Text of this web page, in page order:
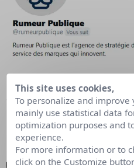
Spin &
This site uses cookies,
To personalize and improve
mainly use statistical data
optimization purposes and
experience.
For more information or to
click on the Customize